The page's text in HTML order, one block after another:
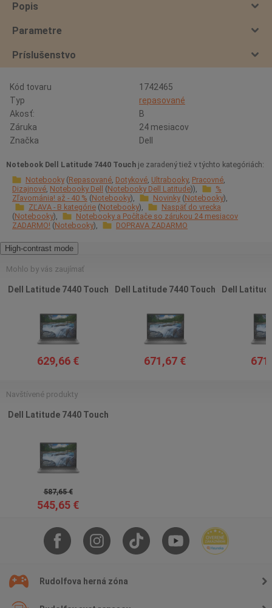
Popis
Parametre
Príslušenstvo
Kód tovaru
1742465
Typ
repasované
Akosť:
B
Záruka
24 mesiacov
Značka
Dell
Notebook Dell Latitude 7440 Touch je zaradený tiež v týchto kategóriách:
Notebooky Repasované Dotykové Ultrabooky Pracovné
Dizajnové Notebooky Dell Notebooky Dell Latitude
%
Zľavománia! až - 40 % Notebooky Novinky Notebooky
ZĽAVA - B kategórie Notebooky
Naspäť do vrecka
Notebooky
Notebooky a Počítače so zárukou 24 mesiacov
ZADARMO! Notebooky DOPRAVA ZADARMO
High-contrast mode
Mohlo by vás zaujímať
Dell Latitude 7440 Touch
629,66 €
Dell Latitude 7440 Touch
671,67 €
Dell
Navštívené produkty
Dell Latitude 7440 Touch
587,65 €
545,65 €
Rudolfova herná zóna